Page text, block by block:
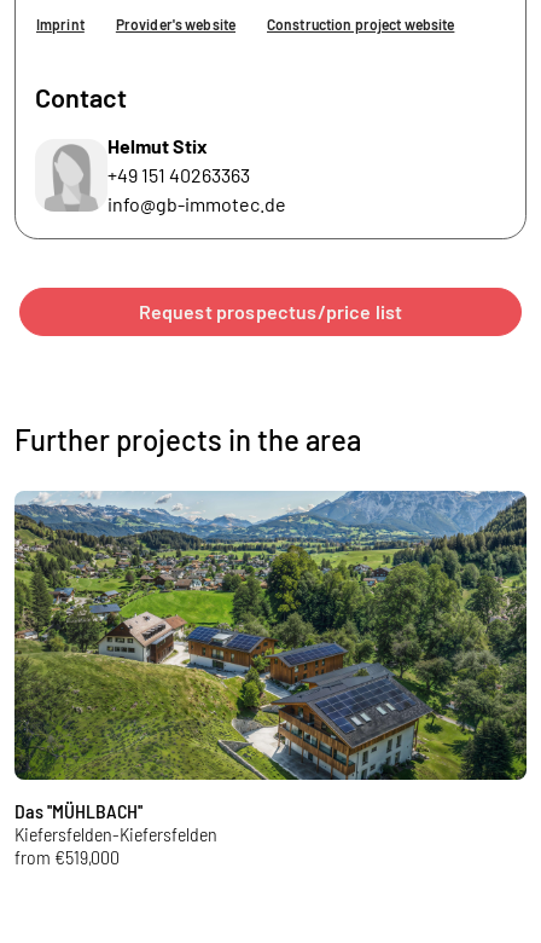
Imprint Provider's website Construction project website
Contact
Helmut Stix
+49 151 40263363
info@gb-immotec.de
Request prospectus/price list
Further projects in the area
Das ''MÜHLBACH''
Kiefersfelden-Kiefersfelden
from €519,000